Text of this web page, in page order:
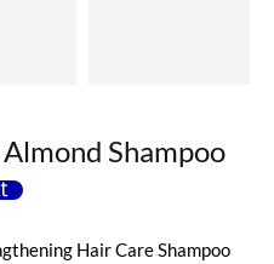
Shampoo
Hair Care Shampoo